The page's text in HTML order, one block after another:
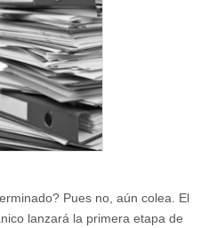
Pues no, aún colea. El
lanzará la primera etapa de